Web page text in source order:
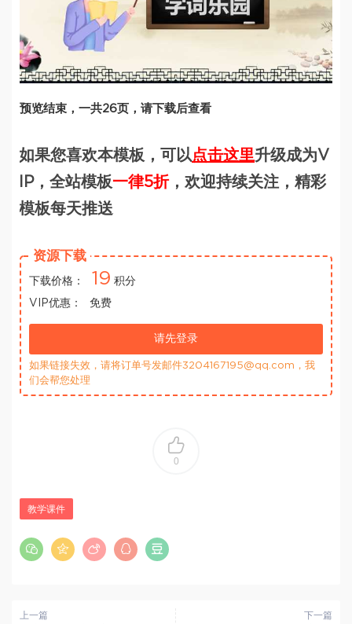
预览结束，一共26页，请下载后查看
如果您喜欢本模板，可以点击这里升级成为V
IP，全站模板一律5折，欢迎持续关注，精彩
模板每天推送
资源下载
下载价格： 19 积分
VIP优惠：
免费
请先登录
如果链接失效，请将订单号发邮件3204167195@qq.com，我
们会帮您处理
0
教学课件
上一篇 下一篇